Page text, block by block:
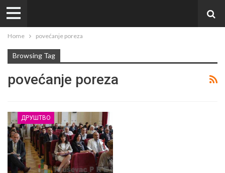
Home povećanje poreza
Browsing Tag
povećanje poreza
ДРУШТВО